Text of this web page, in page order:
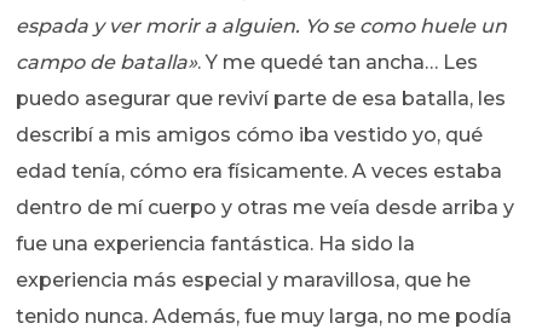
espada y ver morir a alguien. Yo se como huele un
campo de batalla». Y me quedé tan ancha… Les
puedo asegurar que reviví parte de esa batalla, les
describí a mis amigos cómo iba vestido yo, qué
edad tenía, cómo era físicamente. A veces estaba
dentro de mí cuerpo y otras me veía desde arriba y
fue una experiencia fantástica. Ha sido la
experiencia más especial y maravillosa, que he
tenido nunca. Además, fue muy larga, no me podía